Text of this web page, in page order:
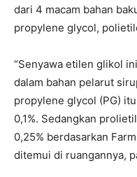
dari 4 macam bahan
propylene glycol,
“Senyawa etilen glikol
dalam bahan pelarut
propylene glycol (PG)
0,1%. Sedangkan
0,25% berdasarkan
ditemui di ruangannya,